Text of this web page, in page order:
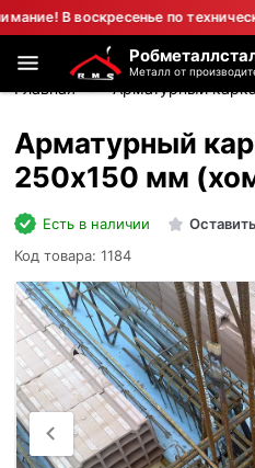
В воскресенье по техническим
Металл от
Главная Арматурный
Арматурный
250х150 мм
Есть в наличии
Код товара: 1184